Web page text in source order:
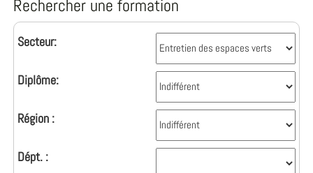
Rechercher une formation
Secteur:
Diplôme:
Région :
Dépt. :